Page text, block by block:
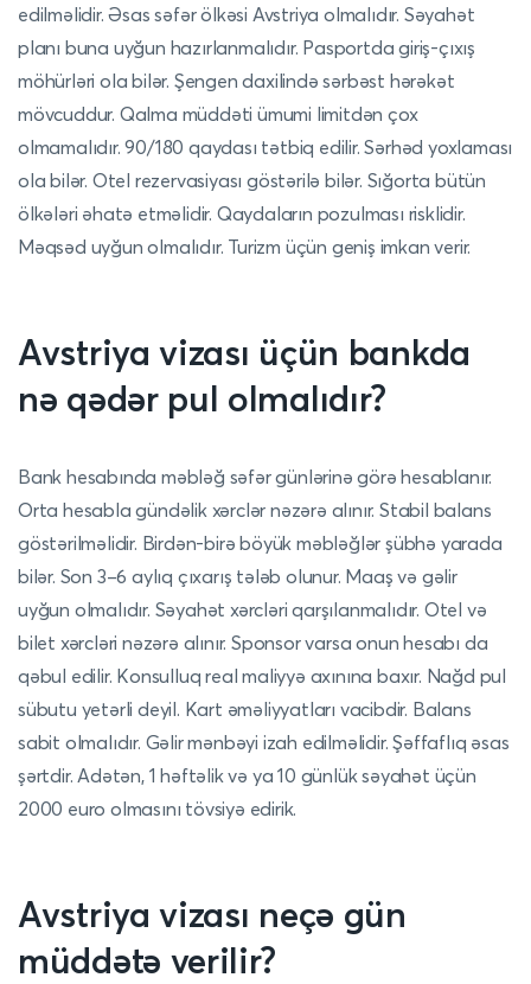
edilməlidir. Əsas səfər ölkəsi Avstriya olmalıdır. Səyahət
planı buna uyğun hazırlanmalıdır. Pasportda giriş-çıxış
möhürləri ola bilər. Şengen daxilində sərbəst hərəkət
mövcuddur. Qalma müddəti ümumi limitdən çox
olmamalıdır. 90/180 qaydası tətbiq edilir. Sərhəd yoxlaması
ola bilər. Otel rezervasiyası göstərilə bilər. Sığorta bütün
ölkələri əhatə etməlidir. Qaydaların pozulması risklidir.
Məqsəd uyğun olmalıdır. Turizm üçün geniş imkan verir.
Avstriya vizası üçün bankda
nə qədər pul olmalıdır?
Bank hesabında məbləğ səfər günlərinə görə hesablanır.
Orta hesabla gündəlik xərclər nəzərə alınır. Stabil balans
göstərilməlidir. Birdən-birə böyük məbləğlər şübhə yarada
bilər. Son 3–6 aylıq çıxarış tələb olunur. Maaş və gəlir
uyğun olmalıdır. Səyahət xərcləri qarşılanmalıdır. Otel və
bilet xərcləri nəzərə alınır. Sponsor varsa onun hesabı da
qəbul edilir. Konsulluq real maliyyə axınına baxır. Nağd pul
sübutu yetərli deyil. Kart əməliyyatları vacibdir. Balans
sabit olmalıdır. Gəlir mənbəyi izah edilməlidir. Şəffaflıq əsas
şərtdir. Adətən, 1 həftəlik və ya 10 günlük səyahət üçün
2000 euro olmasını tövsiyə edirik.
Avstriya vizası neçə gün
müddətə verilir?